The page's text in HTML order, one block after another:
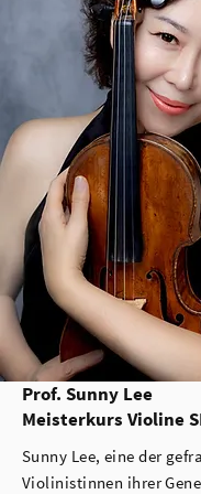
Prof. Sunny Lee
Meisterkurs Violine
Sunny Lee, eine der
Violinistinnen ihrer